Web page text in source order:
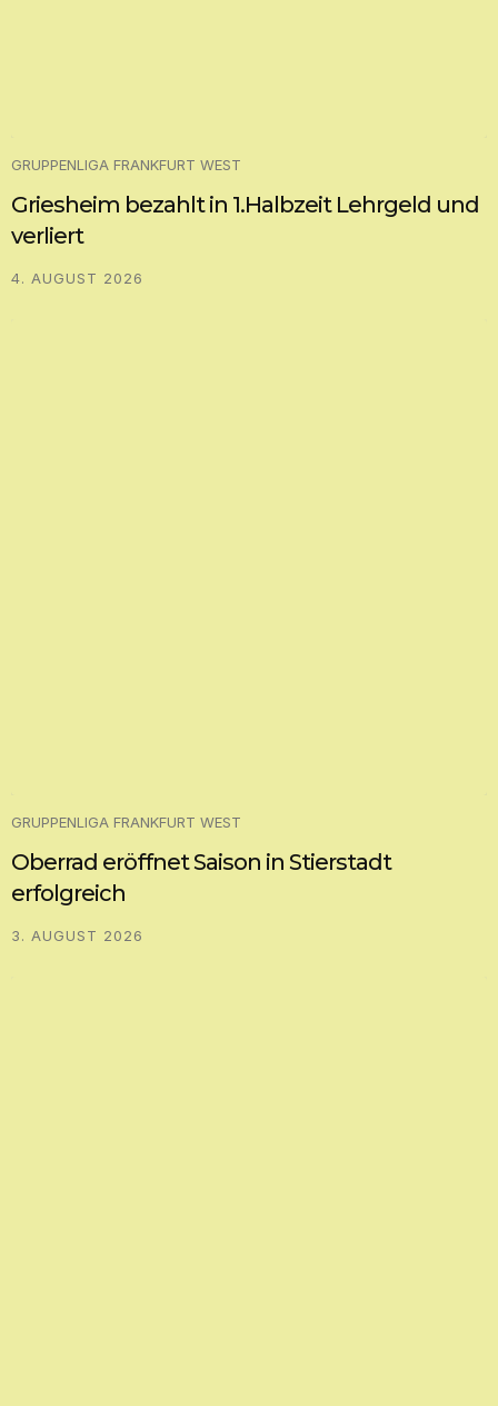
GRUPPENLIGA FRANKFURT WEST
Griesheim bezahlt in 1.Halbzeit Lehrgeld und
verliert
4. AUGUST 2026
GRUPPENLIGA FRANKFURT WEST
Oberrad eröffnet Saison in Stierstadt
erfolgreich
3. AUGUST 2026